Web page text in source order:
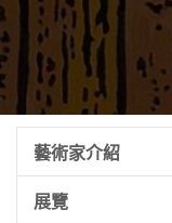
藝術家介紹
展覽